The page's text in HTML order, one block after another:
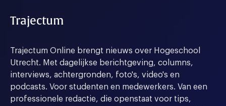
Trajectum
Trajectum Online brengt nieuws over Hogeschool
Utrecht. Met dagelijkse berichtgeving, columns,
interviews, achtergronden, foto's, video's en
podcasts. Voor studenten en medewerkers. Van een
professionele redactie, die openstaat voor tips,